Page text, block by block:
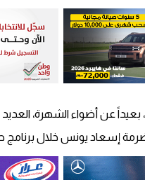
عن أضواء الشهرة،
إسعاد يونس خلال برنامج